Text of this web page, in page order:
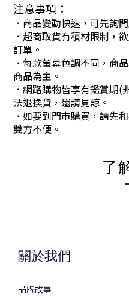
注意事項：
．商品變動快速，可先詢
．超商取貨有積材限制，
訂單。
．每款螢幕色調不同，商
商品為主。
．網路購物皆享有鑑賞期
法退換貨，還請見諒。
．如要到門市購買，請先
雙方不便。
了
關於我們
品牌故事